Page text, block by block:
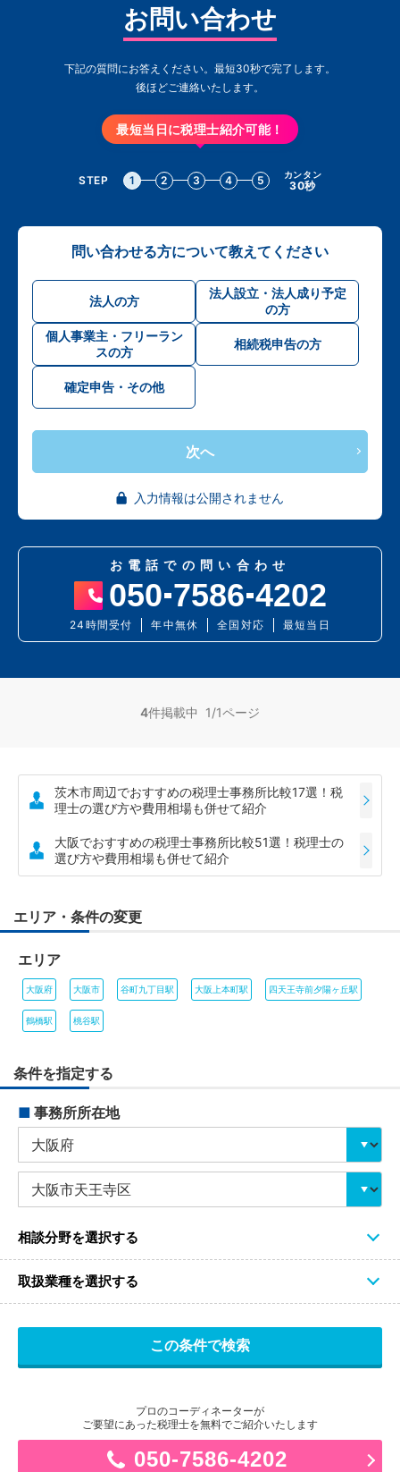
お問い合わせ
下記の質問にお答えください。最短30秒で完了します。
後ほどご連絡いたします。
最短当日に税理士紹介可能！
STEP 1 2 3 4 5 カンタン
30秒
問い合わせる方について教えてください
法人の方
法人設立・法人成り予定
の方
個人事業主・フリーラン
スの方
相続税申告の方
確定申告・その他
次へ
入力情報は公開されません
お電話での問い合わせ
050 7586 4202
24時間受付 年中無休 全国対応 最短当日
4件掲載中 1/1ページ
茨木市周辺でおすすめの税理士事務所比較17選！税
理士の選び方や費用相場も併せて紹介
大阪でおすすめの税理士事務所比較51選！税理士の
選び方や費用相場も併せて紹介
エリア・条件の変更
エリア
大阪府 大阪市 谷町九丁目駅 大阪上本町駅 四天王寺前夕陽ヶ丘駅
鶴橋駅 桃谷駅
条件を指定する
■ 事務所所在地
相談分野を選択する
取扱業種を選択する
プロのコーディネーターが
ご要望にあった税理士を無料でご紹介いたします
050-7586-4202